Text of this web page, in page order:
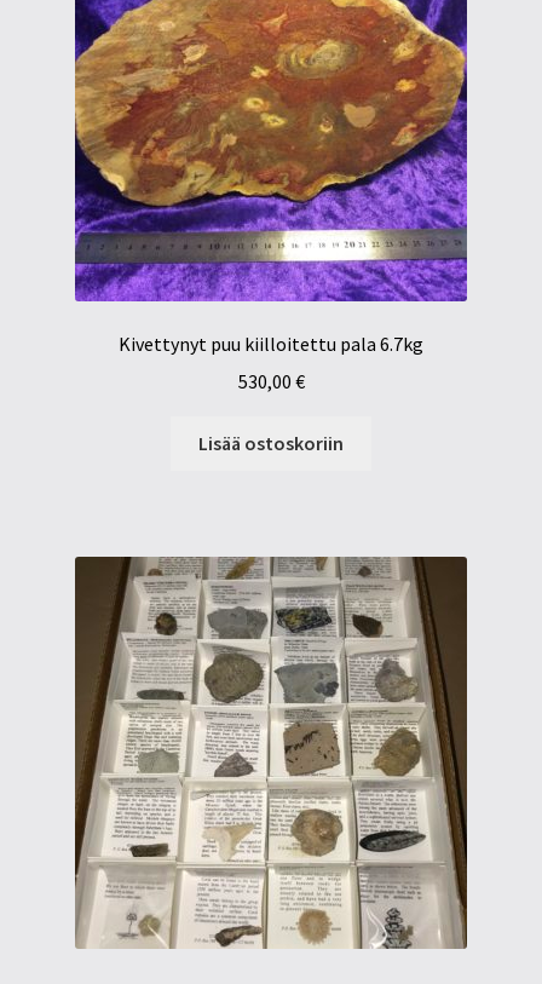
Kivettynyt puu kiilloitettu pala 6.7kg
530,00 €
Lisää ostoskoriin